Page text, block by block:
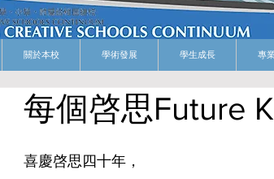
關於本校 學術發展 學生成長 專
每個啓思Future
喜慶啓思四十年，